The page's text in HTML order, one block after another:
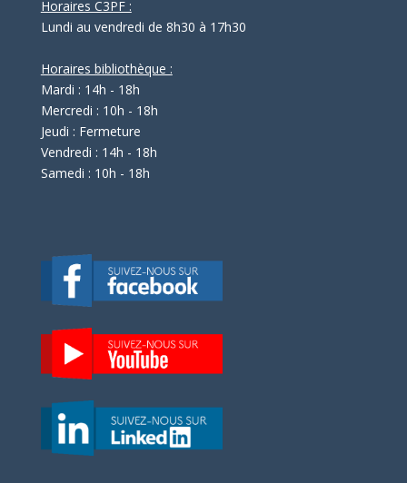
Horaires C3PF :
Lundi au vendredi de 8h30 à 17h30
Horaires bibliothèque :
Mardi : 14h - 18h
Mercredi : 10h - 18h
Jeudi : Fermeture
Vendredi : 14h - 18h
Samedi : 10h - 18h